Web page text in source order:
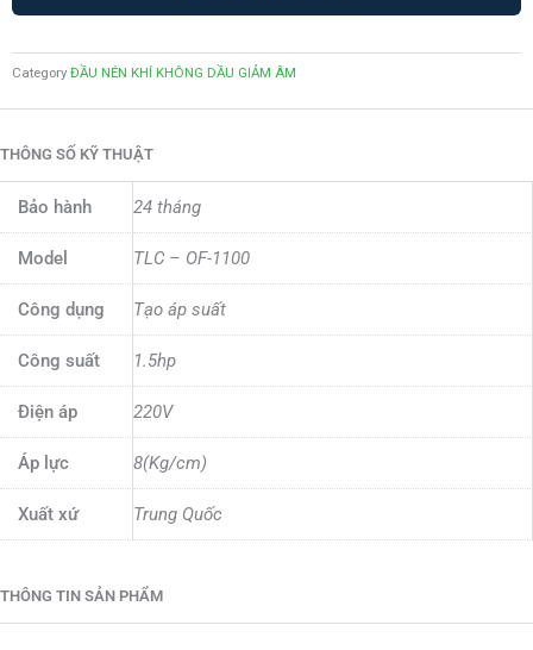
Category ĐẦU NÉN KHÍ KHÔNG DẦU GIẢM ÂM
THÔNG SỐ KỸ THUẬT
Bảo hành 24 tháng
Model TLC – OF-1100
Công dụng Tạo áp suất
Công suất 1.5hp
Điện áp 220V
Áp lực 8(Kg/cm)
Xuất xứ Trung Quốc
THÔNG TIN SẢN PHẨM